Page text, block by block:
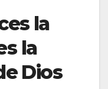
la
la
Dios